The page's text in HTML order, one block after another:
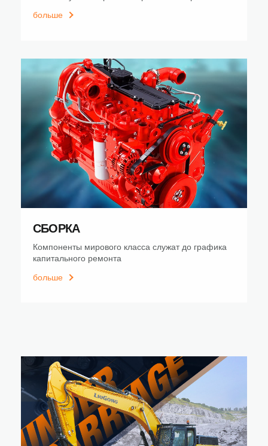
больше
СБОРКА
Компоненты мирового класса служат до графика
капитального ремонта
больше